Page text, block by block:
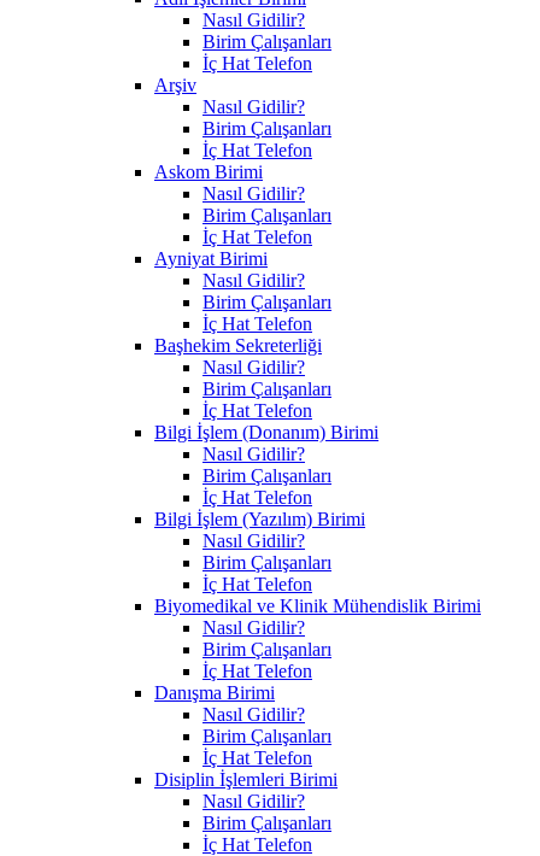
Nasıl Gidilir?
Birim Çalışanları
İç Hat Telefon
Arşiv
Nasıl Gidilir?
Birim Çalışanları
İç Hat Telefon
Askom Birimi
Nasıl Gidilir?
Birim Çalışanları
İç Hat Telefon
Ayniyat Birimi
Nasıl Gidilir?
Birim Çalışanları
İç Hat Telefon
Başhekim Sekreterliği
Nasıl Gidilir?
Birim Çalışanları
İç Hat Telefon
Bilgi İşlem (Donanım) Birimi
Nasıl Gidilir?
Birim Çalışanları
İç Hat Telefon
Bilgi İşlem (Yazılım) Birimi
Nasıl Gidilir?
Birim Çalışanları
İç Hat Telefon
Biyomedikal ve Klinik Mühendislik Birimi
Nasıl Gidilir?
Birim Çalışanları
İç Hat Telefon
Danışma Birimi
Nasıl Gidilir?
Birim Çalışanları
İç Hat Telefon
Disiplin İşlemleri Birimi
Nasıl Gidilir?
Birim Çalışanları
İç Hat Telefon